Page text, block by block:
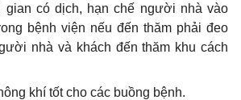
gian có dịch, hạn chế người nhà vào
bệnh viện nếu đến thăm phải đeo
nhà và khách đến thăm khu cách
khí tốt cho các buồng bệnh.